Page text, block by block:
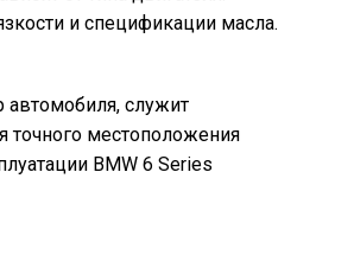
и спецификации масла.
служит
местоположения
BMW 6 Series